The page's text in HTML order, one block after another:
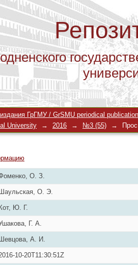
ДОЗ КАДМИЯ
В СЕРДЦЕ,
ГрГМУ / GrSMU periodical
University
→ 2016 → №3 (55) →
О. З.
Шаульская, О. Э.
Кот, Ю. Г.
Г. А.
Шевцова, А. И.
10-20T11:30:51Z